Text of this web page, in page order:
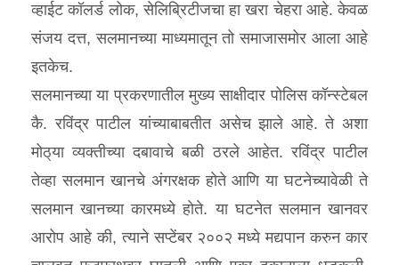
व्हाईट कॉलर्ड लोक, सेलिब्रिटीजचा हा खरा चेहरा आहे. केवळ
संजय दत्त, सलमानच्या माध्यमातून तो समाजासमोर आला आहे
इतकेच.
सलमानच्या या प्रकरणातील मुख्य साक्षीदार पोलिस कॉन्स्टेबल
कै. रविंद्र पाटील यांच्याबाबतीत असेच झाले आहे. ते अशा
मोठ्‌या व्यक्तीच्या दबावाचे बळी ठरले आहेत. रविंद्र पाटील
तेव्हा सलमान खानचे अंगरक्षक होते आणि या घटनेच्यावेळी ते
सलमान खानच्या कारमध्ये होते. या घटनेत सलमान खानवर
आरोप आहे की, त्याने सप्टेंबर २००२ मध्ये मद्यपान करुन कार